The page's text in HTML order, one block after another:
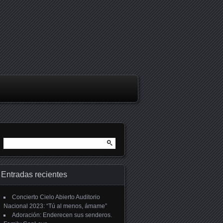
Entradas recientes
Concierto Cielo Abierto Auditorio
Nacional 2023: “Tú al menos, ámame”
Adoración: Enderecen sus senderos.